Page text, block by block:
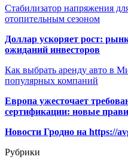
Стабилизатор напряжения
отопительным сезоном
Доллар ускоряет рост:
ожиданий инвесторов
Как выбрать аренду авто в
популярных компаний
Европа ужесточает
сертификации: новые
Новости Гродно на https://
Рубрики